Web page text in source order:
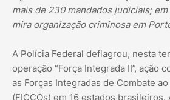
mais de 230 mandados judiciais;
mira organização criminosa em
A Polícia Federal deflagrou, nesta
operação “Força Integrada II”, ação
as Forças Integradas de Combate
(FICCOs) em 16 estados